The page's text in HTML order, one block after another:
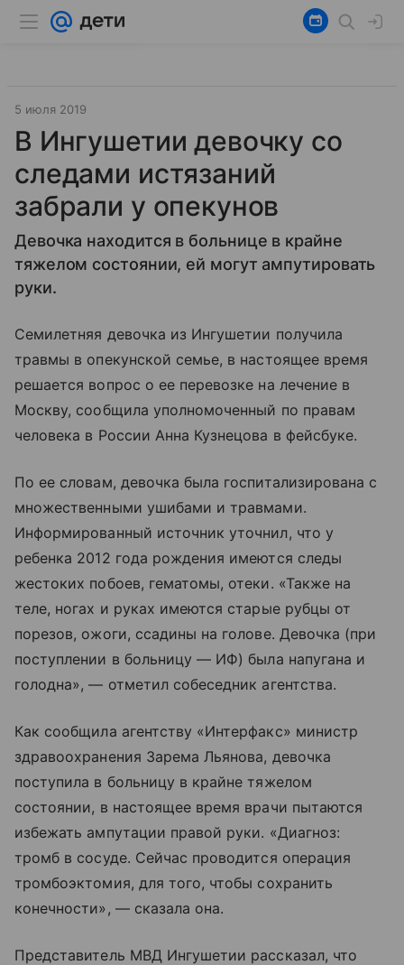
5 июля 2019
В Ингушетии девочку со
следами истязаний
забрали у опекунов
Девочка находится в больнице в крайне
тяжелом состоянии, ей могут ампутировать
руки.
Семилетняя девочка из Ингушетии получила
травмы в опекунской семье, в настоящее время
решается вопрос о ее перевозке на лечение в
Москву, сообщила уполномоченный по правам
человека в России Анна Кузнецова в фейсбуке.
По ее словам, девочка была госпитализирована с
множественными ушибами и травмами.
Информированный источник уточнил, что у
ребенка 2012 года рождения имеются следы
жестоких побоев, гематомы, отеки. «Также на
теле, ногах и руках имеются старые рубцы от
порезов, ожоги, ссадины на голове. Девочка (при
поступлении в больницу — ИФ) была напугана и
голодна», — отметил собеседник агентства.
Как сообщила агентству «Интерфакс» министр
здравоохранения Зарема Льянова, девочка
поступила в больницу в крайне тяжелом
состоянии, в настоящее время врачи пытаются
избежать ампутации правой руки. «Диагноз:
тромб в сосуде. Сейчас проводится операция
тромбоэктомия, для того, чтобы сохранить
конечности», — сказала она.
Представитель МВД Ингушетии рассказал, что